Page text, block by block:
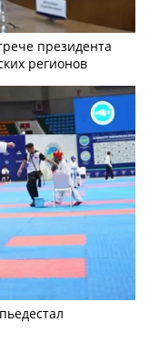
президента
регионов